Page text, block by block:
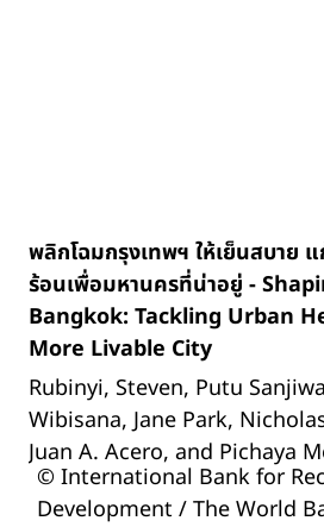
พลิกโฉมกรุงเทพฯ ให้เย็นสบาย
ร้อนเพื่อมหานครที่น่าอยู่ -
Bangkok: Tackling Urban
More Livable City
Rubinyi, Steven, Putu
Wibisana, Jane Park,
Juan A. Acero, and Pichaya
© International Bank for
Development / The World